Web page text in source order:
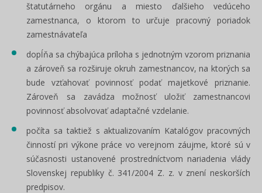
štatutárneho orgánu a miesto ďalšieho vedúceho
zamestnanca, o ktorom to určuje pracovný poriadok
zamestnávateľa
dopĺňa sa chýbajúca príloha s jednotným vzorom priznania
a zároveň sa rozširuje okruh zamestnancov, na ktorých sa
bude vzťahovať povinnosť podať majetkové priznanie.
Zároveň sa zavádza možnosť uložiť zamestnancovi
povinnosť absolvovať adaptačné vzdelanie.
počíta sa taktiež s aktualizovaním Katalógov pracovných
činností pri výkone práce vo verejnom záujme, ktoré sú v
súčasnosti ustanovené prostredníctvom nariadenia vlády
Slovenskej republiky č. 341/2004 Z. z. v znení neskorších
predpisov.